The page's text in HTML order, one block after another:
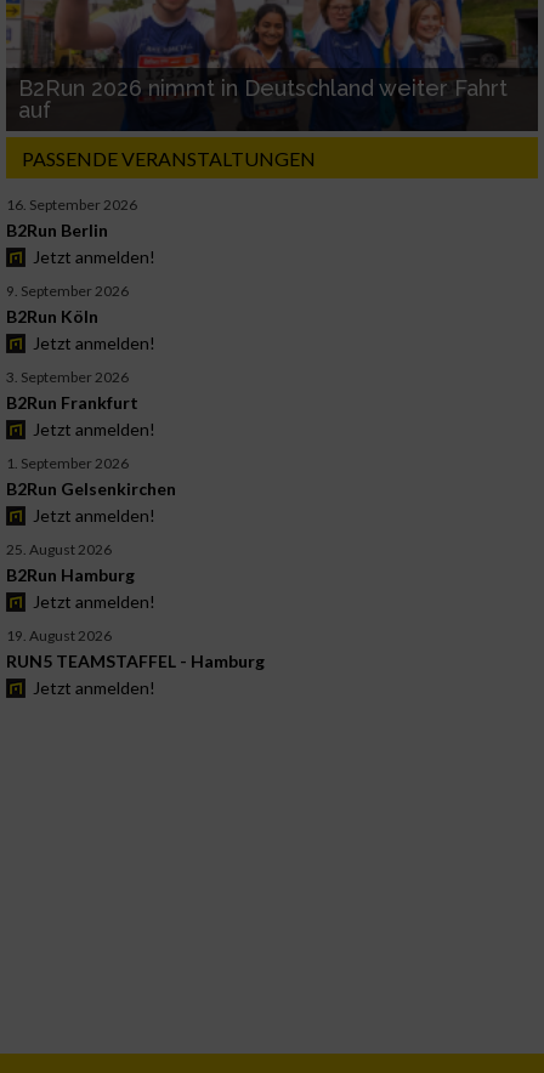
B2Run 2026 nimmt in Deutschland weiter Fahrt
auf
PASSENDE VERANSTALTUNGEN
16. September 2026
B2Run Berlin
Jetzt anmelden!
9. September 2026
B2Run Köln
Jetzt anmelden!
3. September 2026
B2Run Frankfurt
Jetzt anmelden!
1. September 2026
B2Run Gelsenkirchen
Jetzt anmelden!
25. August 2026
B2Run Hamburg
Jetzt anmelden!
19. August 2026
RUN5 TEAMSTAFFEL - Hamburg
Jetzt anmelden!